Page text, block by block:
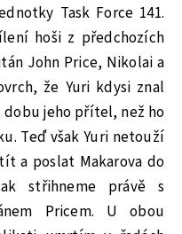
Task Force 141.
hoši z předchozích
John Price, Nikolai a
že Yuri kdysi znal
dobu jeho přítel, než ho
Teď však Yuri netouží
a poslat Makarova do
střihneme právě s
Pricem. U obou